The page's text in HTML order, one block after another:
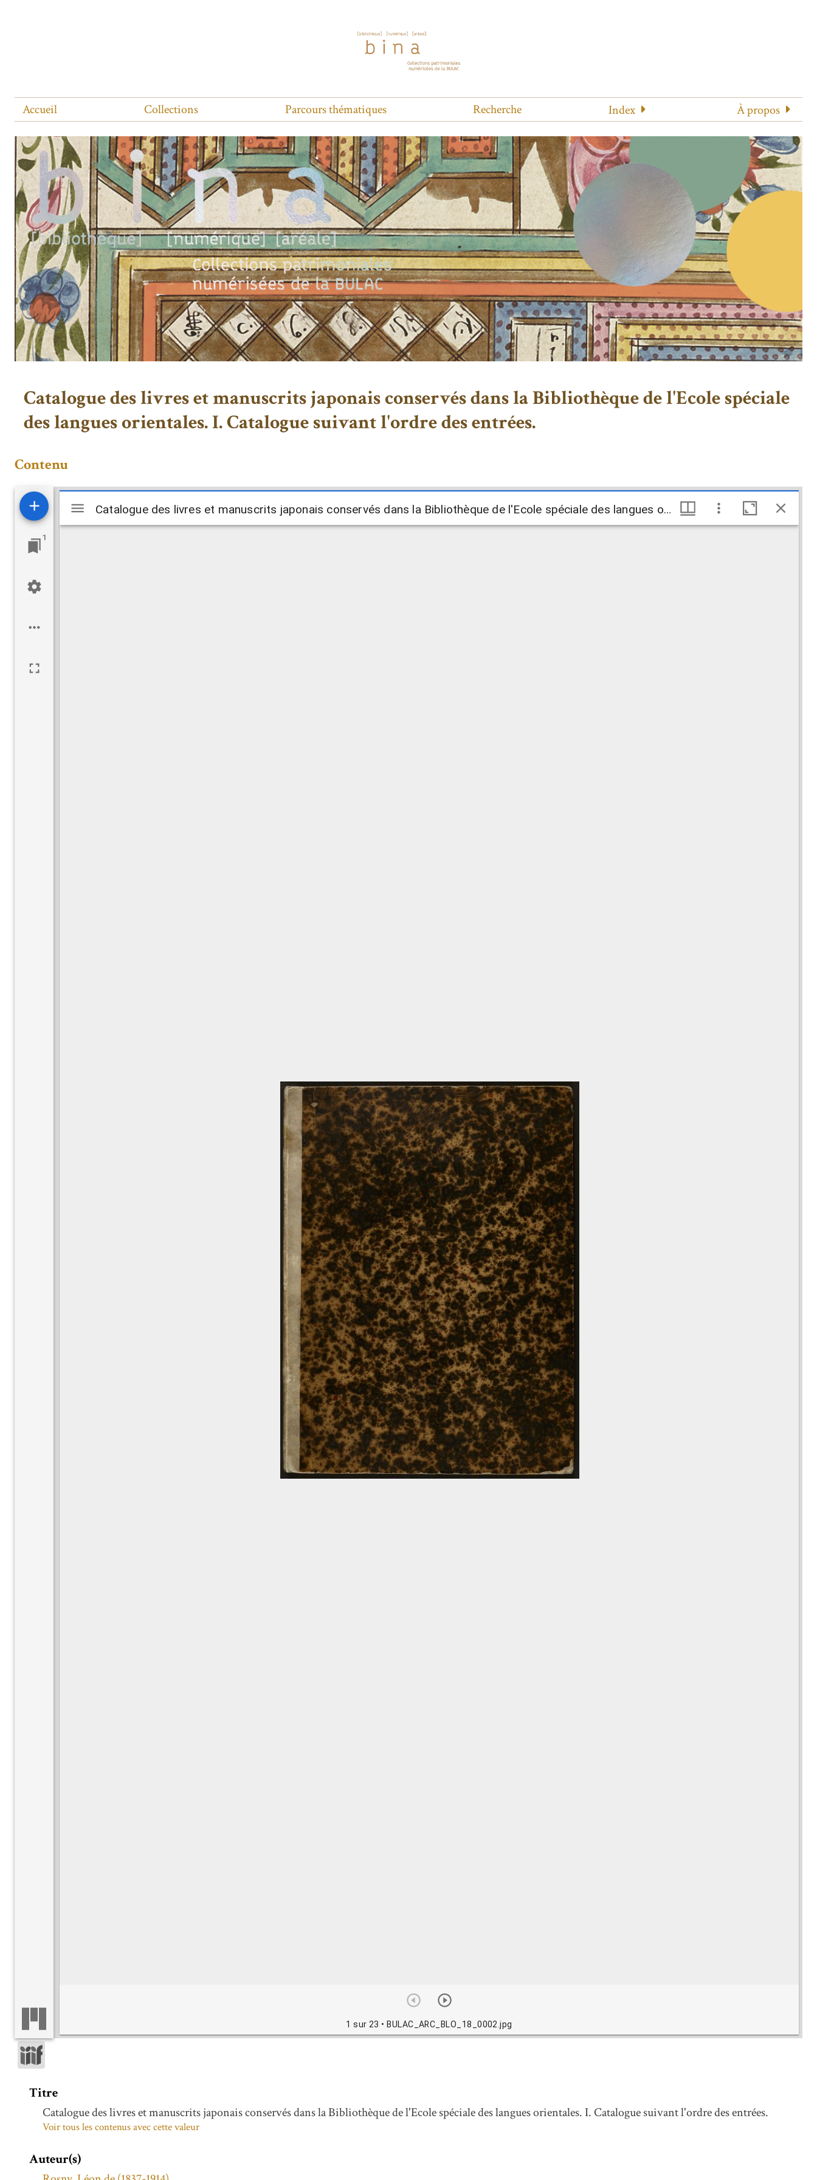
Accueil Collections Parcours thématiques Recherche Index À propos
Catalogue des livres et manuscrits japonais conservés dans la Bibliothèque de l'Ecole spéciale
des langues orientales. I. Catalogue suivant l'ordre des entrées.
Contenu
1
Visualiseur
Mirador
Catalogue des livres et manuscrits japonais conservés dans la Bibliothèque de l'Ecole spéciale des langues orientales. I. Catalogue suivant l'ordre des entrées.
1 sur 23 • BULAC_ARC_BLO_18_0002.jpg
Titre
Catalogue des livres et manuscrits japonais conservés dans la Bibliothèque de l'Ecole spéciale des langues orientales. I. Catalogue suivant l'ordre des entrées.
Voir tous les contenus avec cette valeur
Auteur(s)